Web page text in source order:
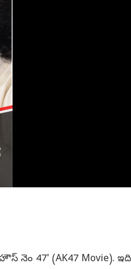
నెం 47' (AK47 Movie). ఇది